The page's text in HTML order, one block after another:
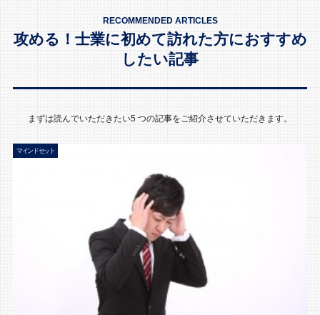
RECOMMENDED ARTICLES
攻める！士業に初めて訪れた方におすすめ
したい記事
まずは読んでいただきたい5 つの記事をご紹介させていただきます。
マインドセット